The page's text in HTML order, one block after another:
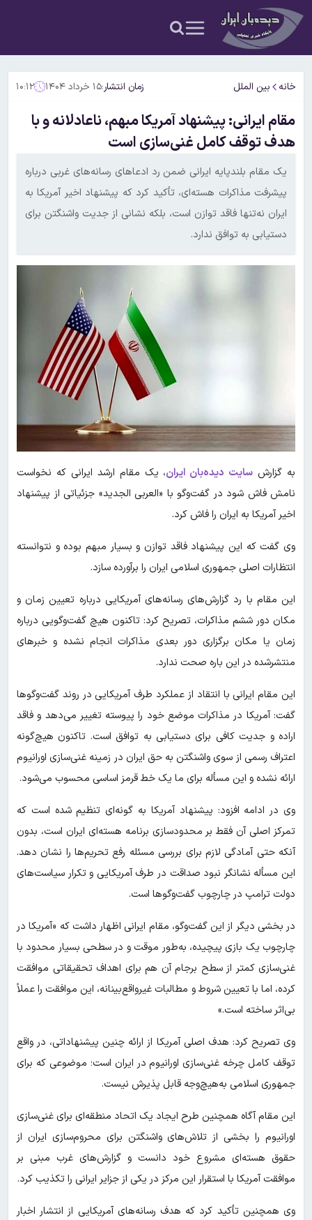
خانه بین الملل زمان انتشار:۱۵ خرداد ۱۴۰۴ ۱۰:۱۲
مقام ایرانی: پیشنهاد آمریکا مبهم، ناعادلانه و با
هدف توقف کامل غنی‌سازی است
یک مقام بلندپایه ایرانی ضمن رد ادعاهای رسانه‌های غربی درباره
پیشرفت مذاکرات هسته‌ای، تأکید کرد که پیشنهاد اخیر آمریکا به
ایران نه‌تنها فاقد توازن است، بلکه نشانی از جدیت واشنگتن برای
دستیابی به توافق ندارد.
به گزارش سایت دیده‌بان ایران، یک مقام ارشد ایرانی که نخواست
نامش فاش شود در گفت‌وگو با «العربی الجدید» جزئیاتی از پیشنهاد
اخیر آمریکا به ایران را فاش کرد.
وی گفت که این پیشنهاد فاقد توازن و بسیار مبهم بوده و نتوانسته
انتظارات اصلی جمهوری اسلامی ایران را برآورده سازد.
این مقام با رد گزارش‌های رسانه‌های آمریکایی درباره تعیین زمان و
مکان دور ششم مذاکرات، تصریح کرد: تاکنون هیچ گفت‌وگویی درباره
زمان یا مکان برگزاری دور بعدی مذاکرات انجام نشده و خبرهای
منتشرشده در این باره صحت ندارد.
این مقام ایرانی با انتقاد از عملکرد طرف آمریکایی در روند گفت‌وگوها
گفت: آمریکا در مذاکرات موضع خود را پیوسته تغییر می‌دهد و فاقد
اراده و جدیت کافی برای دستیابی به توافق است. تاکنون هیچ‌گونه
اعتراف رسمی از سوی واشنگتن به حق ایران در زمینه غنی‌سازی اورانیوم
ارائه نشده و این مسأله برای ما یک خط قرمز اساسی محسوب می‌شود.
وی در ادامه افزود: پیشنهاد آمریکا به گونه‌ای تنظیم شده است که
تمرکز اصلی آن فقط بر محدودسازی برنامه هسته‌ای ایران است، بدون
آنکه حتی آمادگی لازم برای بررسی مسئله رفع تحریم‌ها را نشان دهد.
این مسأله نشانگر نبود صداقت در طرف آمریکایی و تکرار سیاست‌های
دولت ترامپ در چارچوب گفت‌وگوها است.
در بخشی دیگر از این گفت‌وگو، مقام ایرانی اظهار داشت که «آمریکا در
چارچوب یک بازی پیچیده، به‌طور موقت و در سطحی بسیار محدود با
غنی‌سازی کمتر از سطح برجام آن هم برای اهداف تحقیقاتی موافقت
کرده، اما با تعیین شروط و مطالبات غیرواقع‌بینانه، این موافقت را عملاً
بی‌اثر ساخته است.»
وی تصریح کرد: هدف اصلی آمریکا از ارائه چنین پیشنهاداتی، در واقع
توقف کامل چرخه غنی‌سازی اورانیوم در ایران است؛ موضوعی که برای
جمهوری اسلامی به‌هیچ‌وجه قابل پذیرش نیست.
این مقام آگاه همچنین طرح ایجاد یک اتحاد منطقه‌ای برای غنی‌سازی
اورانیوم را بخشی از تلاش‌های واشنگتن برای محروم‌سازی ایران از
حقوق هسته‌ای مشروع خود دانست و گزارش‌های غرب مبنی بر
موافقت آمریکا با استقرار این مرکز در یکی از جزایر ایرانی را تکذیب کرد.
وی همچنین تأکید کرد که هدف رسانه‌های آمریکایی از انتشار اخبار